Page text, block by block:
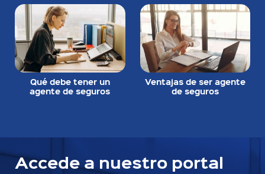
Qué debe tener un
agente de seguros
Ventajas de ser agente
de seguros
Accede a nuestro portal